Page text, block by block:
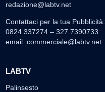
redazione@labtv.net
Contattaci per la tua Pubblicità:
0824.337274 – 327.7390733
email: commerciale@labtv.net
LABTV
Palinsesto